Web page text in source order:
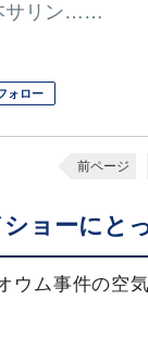
サリン……
ォロー
前ページ
ョーにと
ウム事件の空